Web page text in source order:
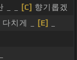
_ _ [C] 향기롭겠
다치게 _ [E]